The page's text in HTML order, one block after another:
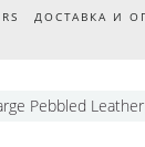
ДОСТАВКА И
Pebbled